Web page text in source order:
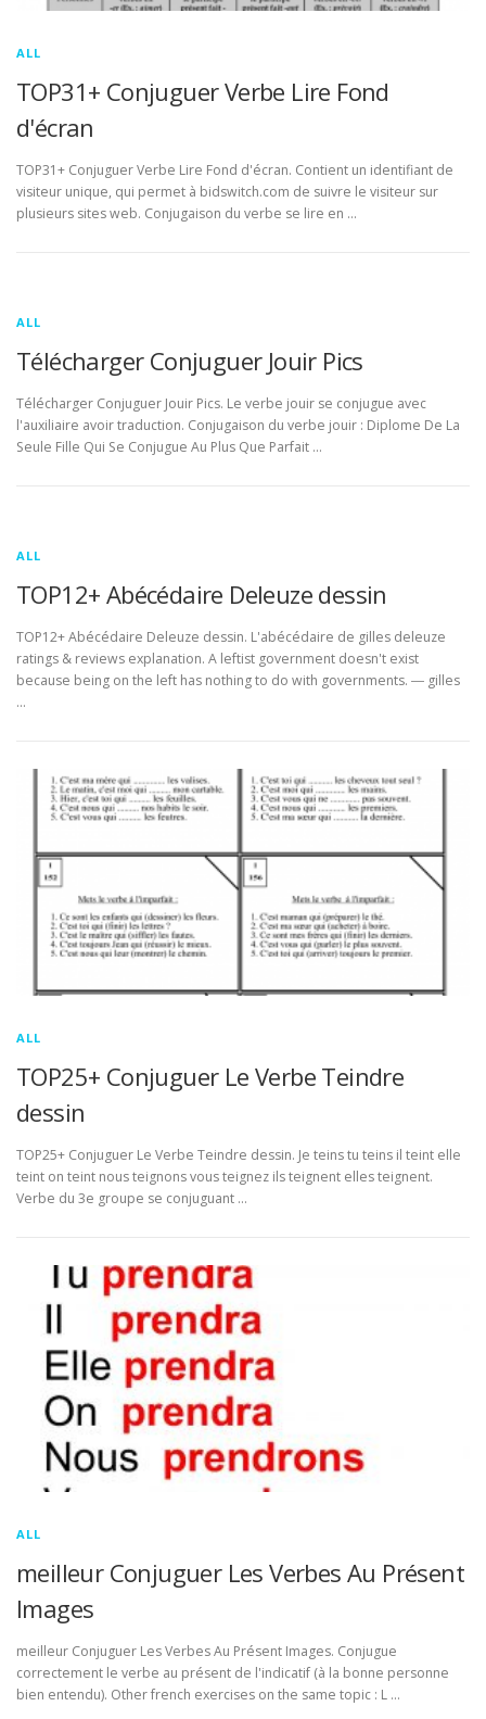
ALL
TOP31+ Conjuguer Verbe Lire Fond
d'écran
TOP31+ Conjuguer Verbe Lire Fond d'écran. Contient un identifiant de
visiteur unique, qui permet à bidswitch.com de suivre le visiteur sur
plusieurs sites web. Conjugaison du verbe se lire en …
ALL
Télécharger Conjuguer Jouir Pics
Télécharger Conjuguer Jouir Pics. Le verbe jouir se conjugue avec
l'auxiliaire avoir traduction. Conjugaison du verbe jouir : Diplome De La
Seule Fille Qui Se Conjugue Au Plus Que Parfait …
ALL
TOP12+ Abécédaire Deleuze dessin
TOP12+ Abécédaire Deleuze dessin. L'abécédaire de gilles deleuze
ratings & reviews explanation. A leftist government doesn't exist
because being on the left has nothing to do with governments. ― gilles
…
ALL
TOP25+ Conjuguer Le Verbe Teindre
dessin
TOP25+ Conjuguer Le Verbe Teindre dessin. Je teins tu teins il teint elle
teint on teint nous teignons vous teignez ils teignent elles teignent.
Verbe du 3e groupe se conjuguant …
ALL
meilleur Conjuguer Les Verbes Au Présent
Images
meilleur Conjuguer Les Verbes Au Présent Images. Conjugue
correctement le verbe au présent de l'indicatif (à la bonne personne
bien entendu). Other french exercises on the same topic : L …